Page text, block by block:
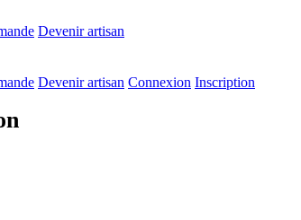
Devenir artisan
Devenir artisan Connexion Inscription